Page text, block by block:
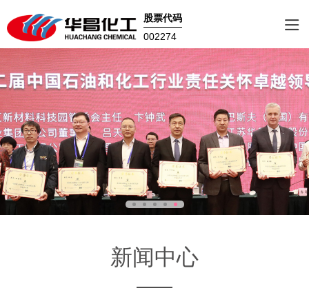
股票代码
002274
新闻中心